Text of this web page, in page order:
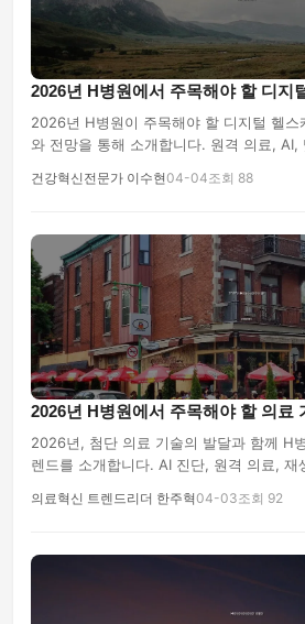
2026년 H병원에서 주목해야 할 디지
2026년 H병원이 주목해야 할 디지털 헬스
와 전망을 통해 소개합니다. 원격 의료, AI,
건강혁신전문가 이수현04-04조회 88
2026년 H병원에서 주목해야 할 의료
2026년, 첨단 의료 기술의 발달과 함께 H
렌드를 소개합니다. AI 진단, 원격 의료, 재
의료혁신 트렌드리더 한주혁04-03조회 92